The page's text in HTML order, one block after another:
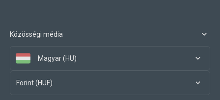
Közösségi média
Magyar (HU)
Forint (HUF)